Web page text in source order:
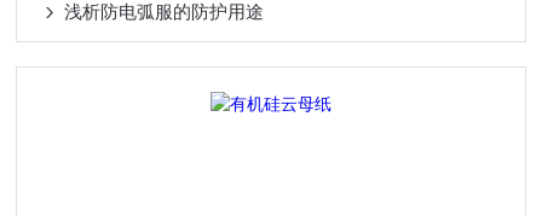
浅析防电弧服的防护用途